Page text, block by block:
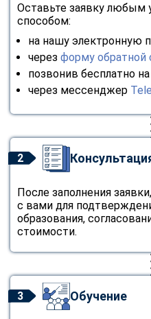
Оставьте заявку любым
способом:
на нашу электронную
через форму обратной
позвонив бесплатно на
через мессенджер
2
После заполнения
с вами для
образования,
стоимости.
3 Обучение